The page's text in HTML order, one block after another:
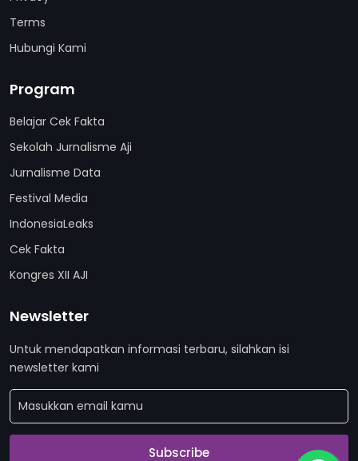
Terms
Hubungi Kami
Program
Belajar Cek Fakta
Sekolah Jurnalisme Aji
Jurnalisme Data
Festival Media
IndonesiaLeaks
Cek Fakta
Kongres XII AJI
Newsletter
Untuk mendapatkan informasi terbaru, silahkan isi
newsletter kami
Subscribe